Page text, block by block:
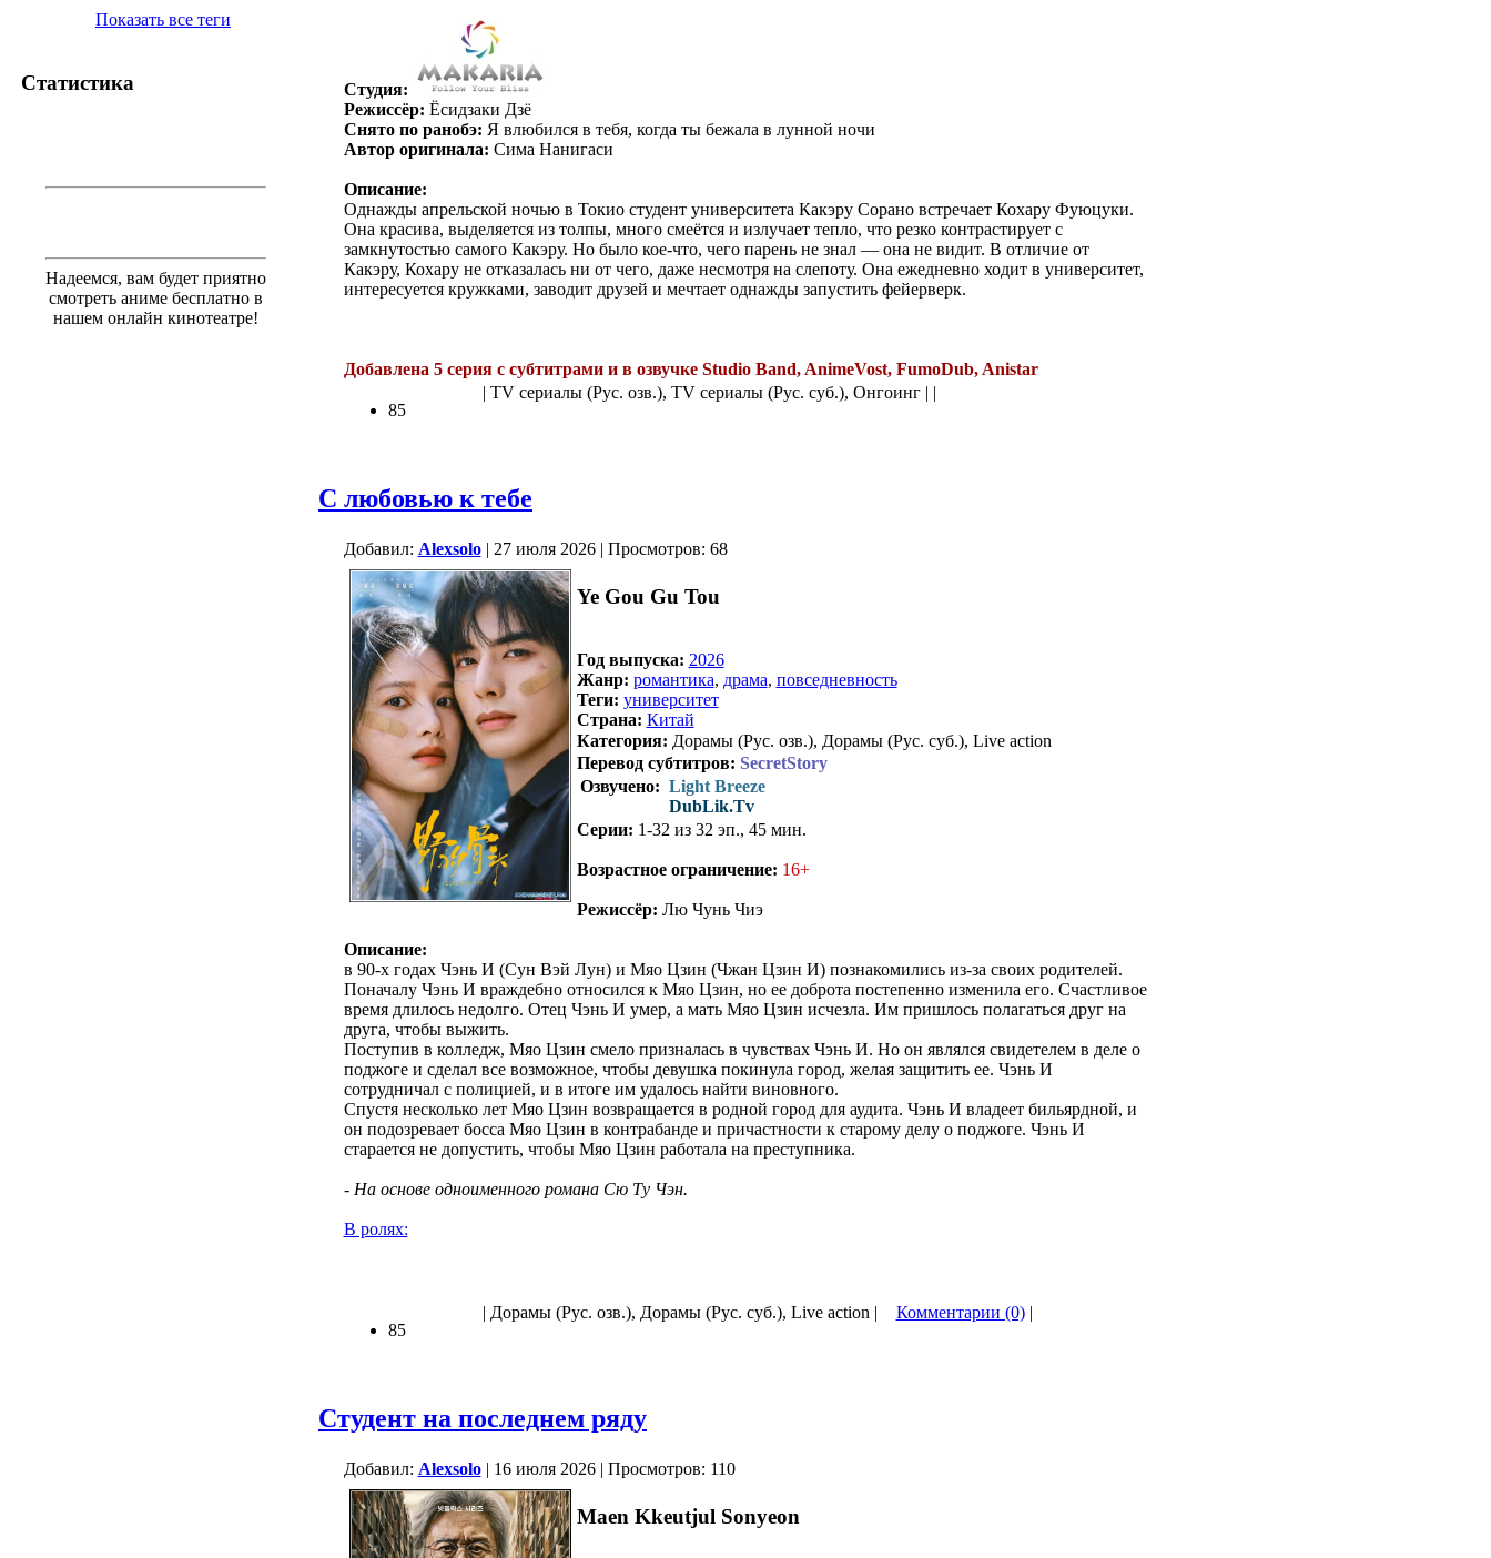
Показать все теги
Статистика
Надеемся, вам будет приятно
смотреть аниме бесплатно в
нашем онлайн кинотеатре!
Студия:
Режиссёр: Ёсидзаки Дзё
Снято по ранобэ: Я влюбился в тебя, когда ты бежала в лунной ночи
Автор оригинала: Сима Нанигаси
Описание:
Однажды апрельской ночью в Токио студент университета Какэру Сорано встречает Кохару Фуюцуки.
Она красива, выделяется из толпы, много смеётся и излучает тепло, что резко контрастирует с
замкнутостью самого Какэру. Но было кое-что, чего парень не знал — она не видит. В отличие от
Какэру, Кохару не отказалась ни от чего, даже несмотря на слепоту. Она ежедневно ходит в университет,
интересуется кружками, заводит друзей и мечтает однажды запустить фейерверк.
Добавлена 5 серия с субтитрами и в озвучке Studio Band, AnimeVost, FumoDub, Anistar
85
| TV сериалы (Рус. озв.), TV сериалы (Рус. суб.), Онгоинг | |
С любовью к тебе
Добавил: Alexsolo| 27 июля 2026 | Просмотров: 68
Ye Gou Gu Tou
Год выпуска: 2026
Жанр: романтика, драма, повседневность
Теги: университет
Страна: Китай
Категория: Дорамы (Рус. озв.), Дорамы (Рус. суб.), Live action
Перевод субтитров: SecretStory
Озвучено: Light Breeze
DubLik.Tv
Серии: 1-32 из 32 эп., 45 мин.
Возрастное ограничение: 16+
Режиссёр: Лю Чунь Чиэ
Описание:
в 90-х годах Чэнь И (Сун Вэй Лун) и Мяо Цзин (Чжан Цзин И) познакомились из-за своих родителей.
Поначалу Чэнь И враждебно относился к Мяо Цзин, но ее доброта постепенно изменила его. Счастливое
время длилось недолго. Отец Чэнь И умер, а мать Мяо Цзин исчезла. Им пришлось полагаться друг на
друга, чтобы выжить.
Поступив в колледж, Мяо Цзин смело призналась в чувствах Чэнь И. Но он являлся свидетелем в деле о
поджоге и сделал все возможное, чтобы девушка покинула город, желая защитить ее. Чэнь И
сотрудничал с полицией, и в итоге им удалось найти виновного.
Спустя несколько лет Мяо Цзин возвращается в родной город для аудита. Чэнь И владеет бильярдной, и
он подозревает босса Мяо Цзин в контрабанде и причастности к старому делу о поджоге. Чэнь И
старается не допустить, чтобы Мяо Цзин работала на преступника.
- На основе одноименного романа Сю Ту Чэн.
В ролях:
85
| Дорамы (Рус. озв.), Дорамы (Рус. суб.), Live action | Комментарии (0)|
Студент на последнем ряду
Добавил: Alexsolo| 16 июля 2026 | Просмотров: 110
Maen Kkeutjul Sonyeon